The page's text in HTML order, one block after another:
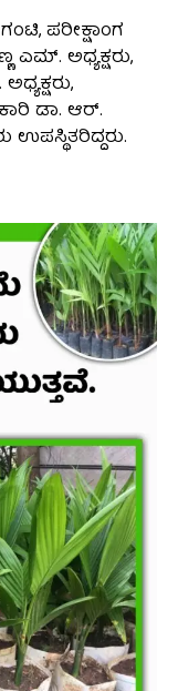
ಪರೀಕ್ಷಾಂಗ
ಎಮ್. ಅಧ್ಯಕ್ಷರು,
ಡಾ. ಆರ್.